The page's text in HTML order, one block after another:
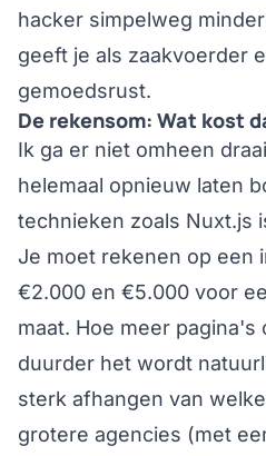
hacker simpelweg
geeft je als zaakvoerder
gemoedsrust.
De rekensom: Wat kost
Ik ga er niet omheen
helemaal opnieuw laten
technieken zoals Nuxt.js
Je moet rekenen op een
€2.000 en €5.000 voor
maat. Hoe meer
duurder het wordt
sterk afhangen van
grotere agencies (met